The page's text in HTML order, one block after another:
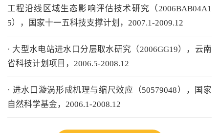
工程沿线区域生态影响评估技术研究（2006BAB04A1
5），国家十一五科技支撑计划，2007.1-2009.12
· 大型水电站进水口分层取水研究（2006GG19），云南
省科技计划项目，2006.5-2008.12
· 进水口漩涡形成机理与缩尺效应（50579048），国家
自然科学基金，2006.1-2008.12